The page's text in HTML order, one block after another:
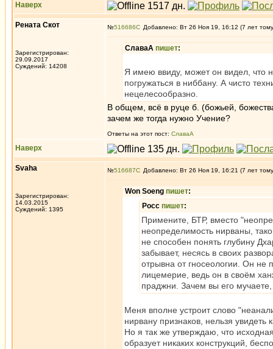
Наверх
Рената Скот
Зарегистрирован:
29.09.2017
Суждений: 14208
№516686 Добавлено: Вт 26 Ноя 19, 16:12 (7 лет
СлаваА пишет:
Я имею ввиду, может он видел, что
погружаться в ниббану. А чисто
нецелесообразно.
В общем, всё в руце б. (божьей,
зачем же тогда нужно Учение?
Ответы на этот пост: СлаваА
Наверх
Svaha
Зарегистрирован:
14.03.2015
Суждений: 1395
№516687 Добавлено: Вт 26 Ноя 19, 16:21 (7 лет
Won Soeng пишет:
Росс пишет:
Примените, БТР, вместо
неопределимость нирваны,
не способен понять глубину
забывает, несясь в своих
отрывна от гносеологии. Он не
лицемерие, ведь он в своём
праджни. Зачем вы его
Меня вполне устроит слово
нирвану признаков, нельзя
Но я так же утверждаю, что
образует никаких конструкций,